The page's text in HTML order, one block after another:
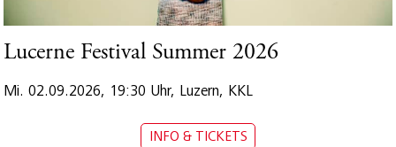
Lucerne Festival Summer 2026
Mi. 02.09.2026, 19:30 Uhr, Luzern, KKL
INFO & TICKETS